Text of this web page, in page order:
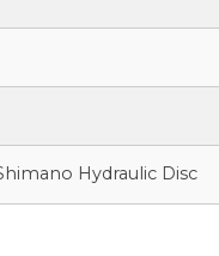
Hydraulic Disc